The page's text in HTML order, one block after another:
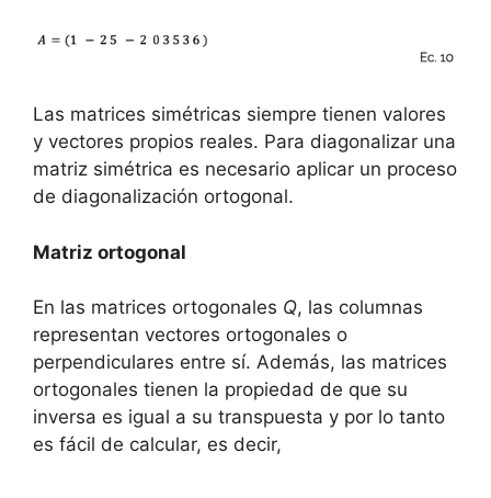
Las matrices simétricas siempre tienen valores
y vectores propios reales. Para diagonalizar una
matriz simétrica es necesario aplicar un proceso
de diagonalización ortogonal.
Matriz ortogonal
En las matrices ortogonales Q, las columnas
representan vectores ortogonales o
perpendiculares entre sí. Además, las matrices
ortogonales tienen la propiedad de que su
inversa es igual a su transpuesta y por lo tanto
es fácil de calcular, es decir,